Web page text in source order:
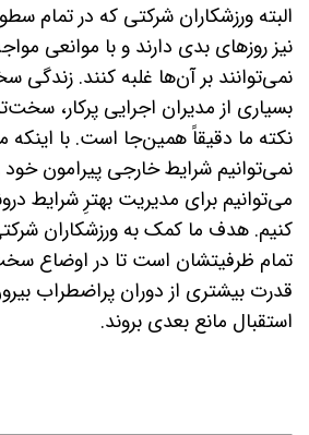
البته ورزشکاران شرکتی که در تمام
نیز روزهای بدی دارند و با موانعی
نمی‌توانند بر آن‌ها غلبه کنند.
بسیاری از مدیران اجرایی پرکار،
نکته ما دقیقاً همین‌جا است. با اینکه
نمی‌توانیم شرایط خارجی پیرامون خود
می‌توانیم برای مدیریت بهترِ شرایط
کنیم. هدف ما کمک به ورزشکاران
تمام ظرفیتشان است تا در اوضاع
قدرت بیشتری از دوران پراضطراب
استقبال مانع بعدی بروند.